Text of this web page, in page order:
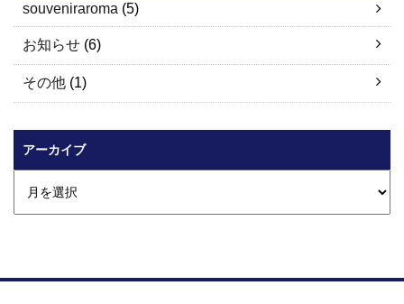
souveniraroma (5)
お知らせ (6)
その他 (1)
アーカイブ